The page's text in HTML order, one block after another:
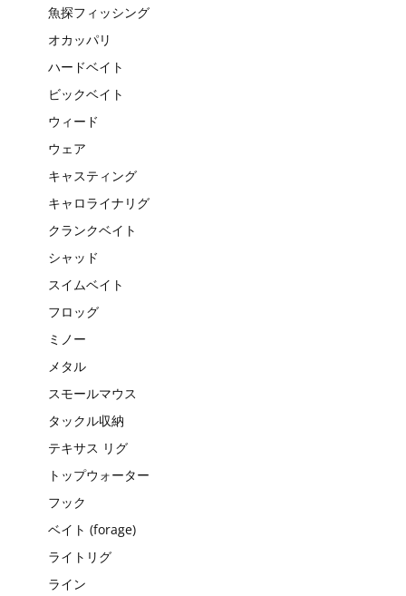
魚探フィッシング
オカッパリ
ハードベイト
ビックベイト
ウィード
ウェア
キャスティング
キャロライナリグ
クランクベイト
シャッド
スイムベイト
フロッグ
ミノー
メタル
スモールマウス
タックル収納
テキサス リグ
トップウォーター
フック
ベイト (forage)
ライトリグ
ライン